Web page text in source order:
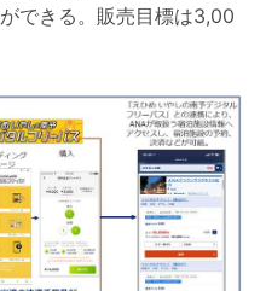
できる。販売目標は3,00